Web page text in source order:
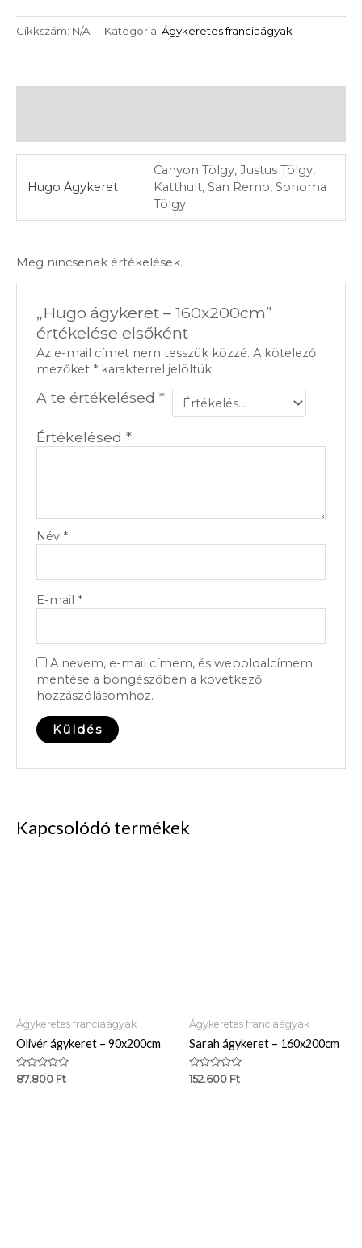
Cikkszám: N/A Kategória: Ágykeretes franciaágyak
Hugo Ágykeret
Canyon Tölgy, Justus Tölgy,
Katthult, San Remo, Sonoma
Tölgy
Még nincsenek értékelések.
„Hugo ágykeret – 160x200cm”
értékelése elsőként
Az e-mail címet nem tesszük közzé. A kötelező
mezőket * karakterrel jelöltük
A te értékelésed*
Értékelésed*
Név *
E-mail *
A nevem, e-mail címem, és weboldalcímem
mentése a böngészőben a következő
hozzászólásomhoz.
Kapcsolódó termékek
Ágykeretes franciaágyak
Olivér ágykeret – 90x200cm
Értékelés:
0
87.800 Ft
Ágykeretes franciaágyak
Sarah ágykeret – 160x200cm
Értékelés:
0
152.600 Ft